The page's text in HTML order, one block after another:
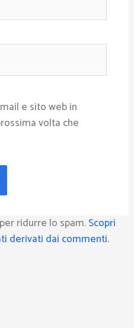
e sito web in
volta che
ridurre lo spam.Scopri
derivati dai commenti.